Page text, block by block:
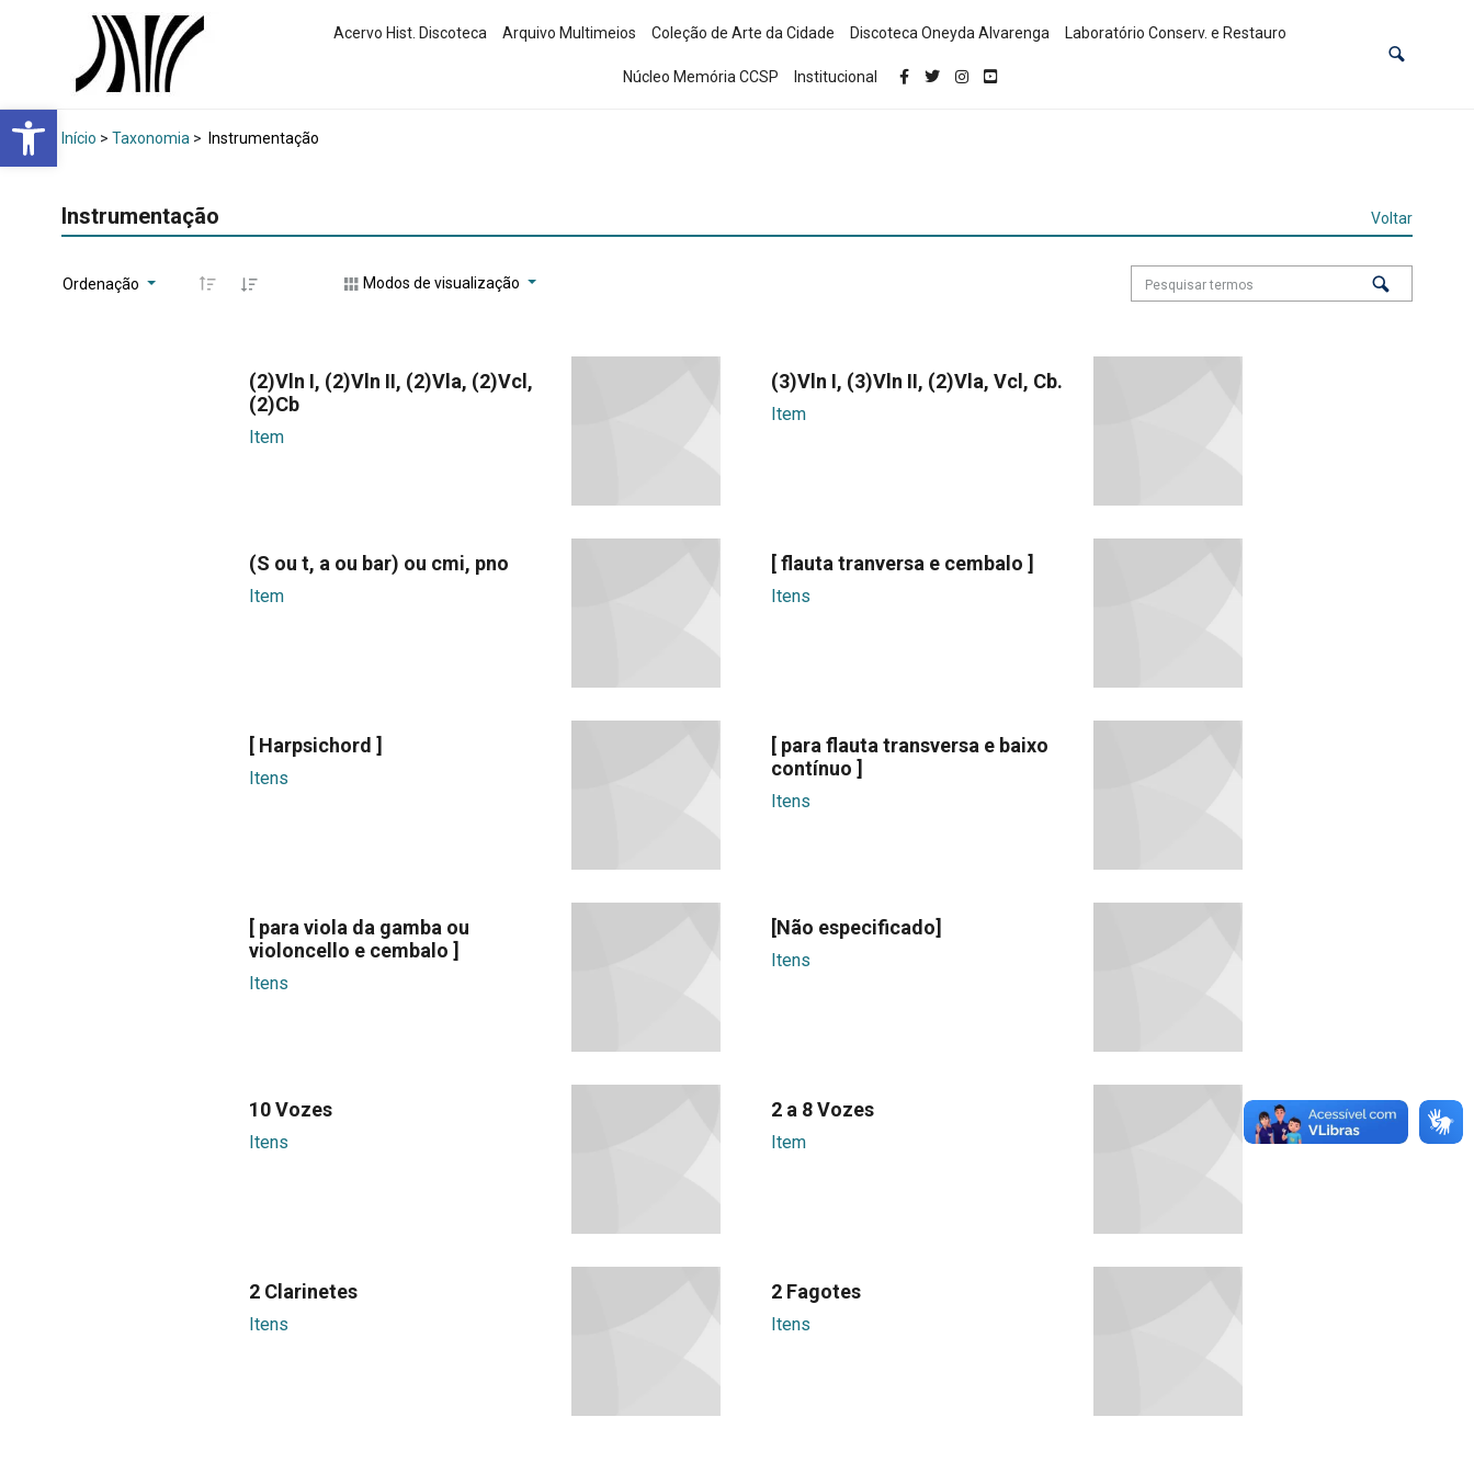
Abrir a barra de ferramentas
Acervo Hist. Discoteca Arquivo Multimeios Coleção de Arte da Cidade Discoteca Oneyda Alvarenga Laboratório Conserv. e Restauro
Núcleo Memória CCSP Institucional
Início > Taxonomia > Instrumentação
Instrumentação Voltar
Ordenação Modos de visualização
(2)Vln I, (2)Vln II, (2)Vla, (2)Vcl,
(2)Cb
Item
(3)Vln I, (3)Vln II, (2)Vla, Vcl, Cb.
Item
(S ou t, a ou bar) ou cmi, pno
Item
[ flauta tranversa e cembalo ]
Itens
[ Harpsichord ]
Itens
[ para flauta transversa e baixo
contínuo ]
Itens
[ para viola da gamba ou
violoncello e cembalo ]
Itens
[Não especificado]
Itens
10 Vozes
Itens
2 a 8 Vozes
Item
2 Clarinetes
Itens
2 Fagotes
Itens